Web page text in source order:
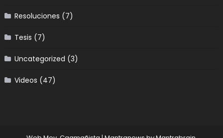
Resoluciones (7)
Tesis (7)
Uncategorized (3)
Videos (47)